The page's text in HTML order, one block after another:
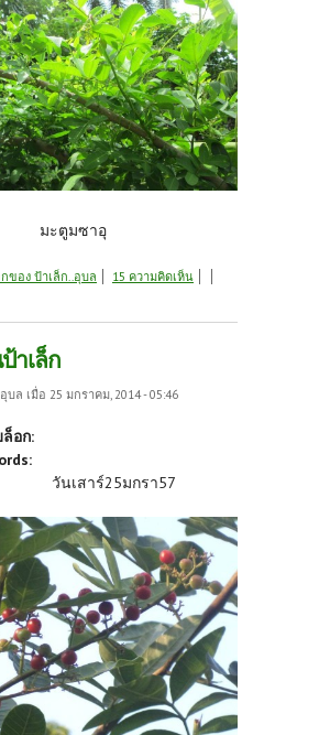
มะตูมซาอุ
ารโน้มกิ่งเร่งยอด
ของ ป้าเล็ก..อุบล
15 ความคิดเห็น
าเล็ก
บล เมื่อ 25 มกราคม, 2014 - 05:46
อก:
วันเสาร์25มกรา57